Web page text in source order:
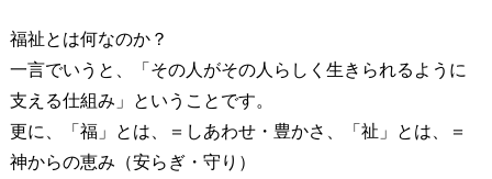
福祉とは何なのか？
一言でいうと、「その人がその人らしく生きられるように
支える仕組み」ということです。
更に、「福」とは、＝しあわせ・豊かさ、「祉」とは、＝
神からの恵み（安らぎ・守り）